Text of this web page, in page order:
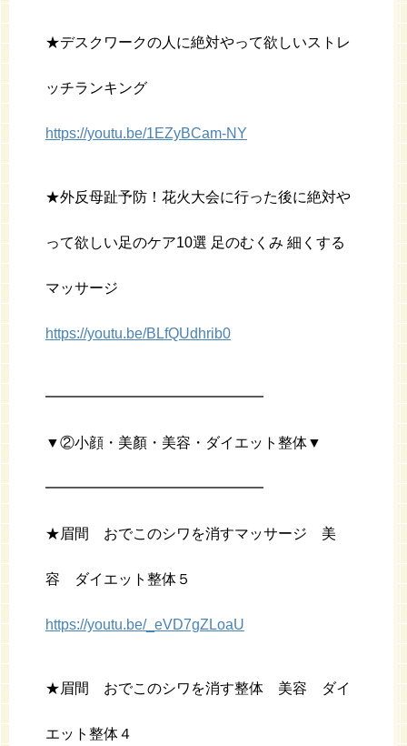
★デスクワークの人に絶対やって欲しいストレ
ッチランキング
https://youtu.be/1EZyBCam-NY
★外反母趾予防！花火大会に行った後に絶対や
って欲しい足のケア10選 足のむくみ 細くする
マッサージ
https://youtu.be/BLfQUdhrib0
━━━━━━━━━━━━━━━
▼②小顔・美顏・美容・ダイエット整体▼
━━━━━━━━━━━━━━━
★眉間 おでこのシワを消すマッサージ 美
容 ダイエット整体５
https://youtu.be/_eVD7gZLoaU
★眉間 おでこのシワを消す整体 美容 ダイ
エット整体４